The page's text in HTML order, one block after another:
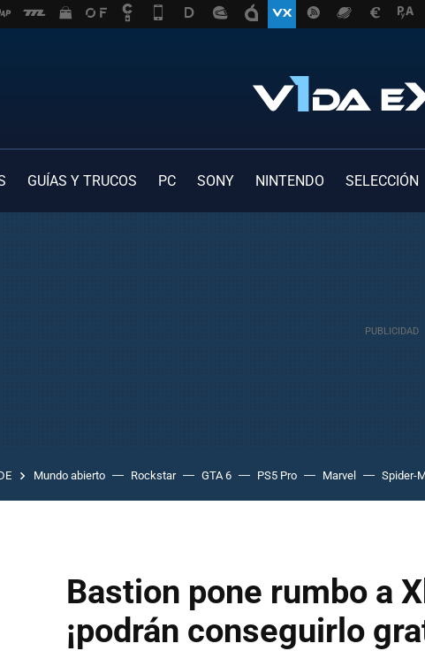
GUÍAS Y TRUCOS PC SONY NINTENDO SELECCIÓN
Mundo abierto Rockstar GTA 6 PS5 Pro Marvel Spider-
Bastion pone rumbo a
¡podrán conseguirlo